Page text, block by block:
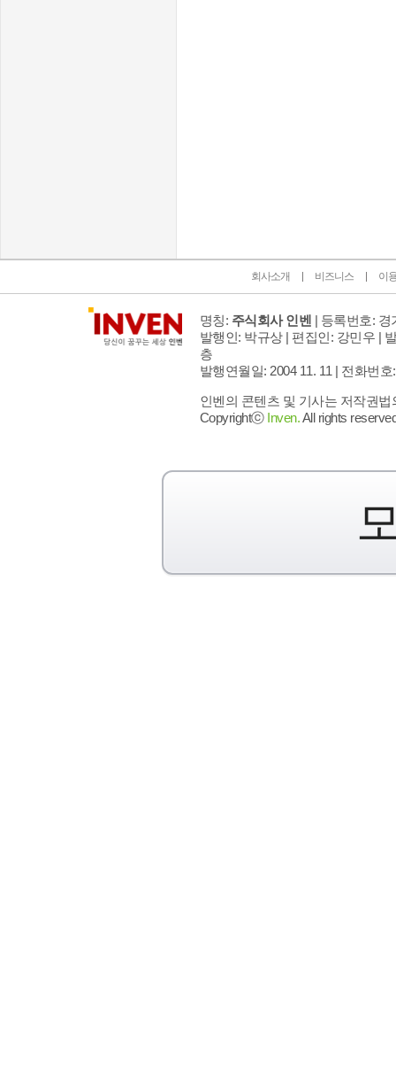
회사소개 비즈니스 이
명칭: 주식회사 인벤 | 등록번호: 경
발행인: 박규상 | 편집인: 강민우 |
층
발행연월일: 2004 11. 11 | 전화번호
인벤의 콘텐츠 및 기사는 저작권
Copyrightⓒ Inven.All rights